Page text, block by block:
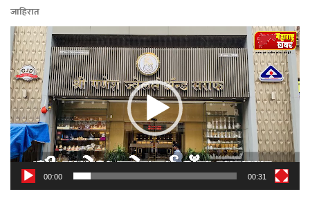
जाहिरात
Video
Player
00:00 00:31